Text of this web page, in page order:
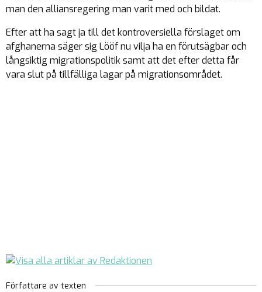
man den alliansregering man varit med och bildat.
Efter att ha sagt ja till det kontroversiella förslaget om
afghanerna säger sig Lööf nu vilja ha en förutsägbar och
långsiktig migrationspolitik samt att det efter detta får
vara slut på tillfälliga lagar på migrationsområdet.
Författare av texten